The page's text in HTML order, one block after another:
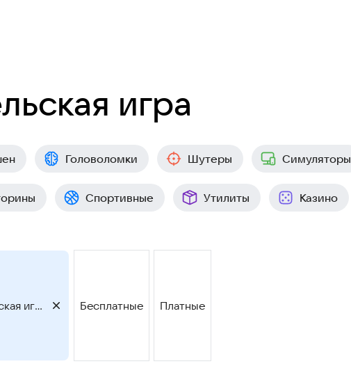
игра
Головоломки Шутеры Симуляторы
Спортивные Утилиты Казино
Однопользовательская игра Бесплатные Платные